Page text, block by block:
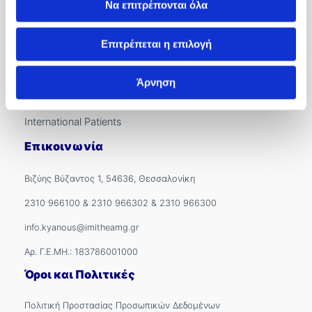
Να επιτρέπονται όλα
Επιτρέπεται η επιλογή
Άρνηση
Γενικές Πληροφορίες
Σχετικά με Εμάς
Εξωτερικά Ιατρεία
International Patients
Επικοινωνία
Βιζύης Βύζαντος 1, 54636, Θεσσαλονίκη
2310 966100 & 2310 966302 & 2310 966300
info.kyanous@imitheamg.gr
Αρ. Γ.Ε.ΜΗ.: 183786001000
Όροι και Πολιτικές
Πολιτική Προστασίας Προσωπικών Δεδομένων